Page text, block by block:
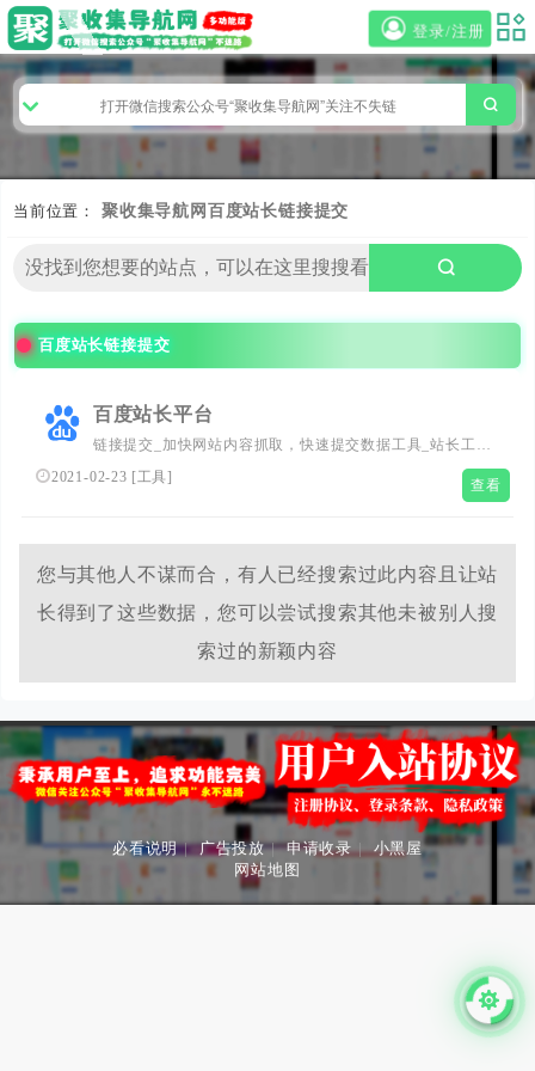
登录/注册
当前位置： 聚收集导航网 百度站长链接提交
百度站长链接提交
百度站长平台
链接提交_加快网站内容抓取，快速提交数据工具_站长工具
_网站支持_百度搜索资源平台
2021-02-23 [工具] 查看
您与其他人不谋而合，有人已经搜索过此内容且让站
长得到了这些数据，您可以尝试搜索其他未被别人搜
索过的新颖内容
必看说明 | 广告投放 | 申请收录 |
小黑屋
网站地图